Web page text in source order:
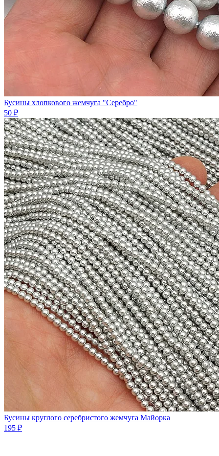
Бусины хлопковогo жемчугa "Серебро"
50 ₽
Бусины круглого серебристого жемчуга Майорка
195 ₽